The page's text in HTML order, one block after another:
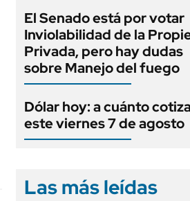
El Senado está por votar
Inviolabilidad de la
Privada, pero hay dudas
sobre Manejo del fuego
Dólar hoy: a cuánto cotiza
este viernes 7 de agosto
Las más leídas